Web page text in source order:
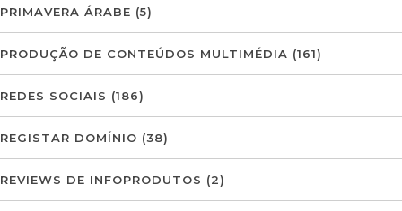
PRIMAVERA ÁRABE (5)
PRODUÇÃO DE CONTEÚDOS MULTIMÉDIA (161)
REDES SOCIAIS (186)
REGISTAR DOMÍNIO (38)
REVIEWS DE INFOPRODUTOS (2)